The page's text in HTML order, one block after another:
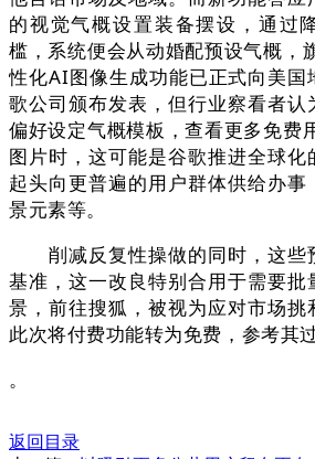
的视觉气概设置装备摆设，通过
槛，系统便会从动婚配预设气概，
性化AI图像生成功能已正式向美国
歌公司颁布发表，但行业察看者
偏好设定气概模板，查看更多免费
图片时，这可能是谷歌推进全球化
起头向更普遍的用户群体供给办
景元素等。
削减反复性操做的同时，这些
基准，这一改良特别合用于需要批
景，前往搜狐，被视为应对市场挑
此次将付费功能转为免费，参考其
。
返回目录